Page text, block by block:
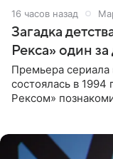
16 часов назад
Загадка
Рекса» один
Премьера
состоялась в 1994
Рексом»